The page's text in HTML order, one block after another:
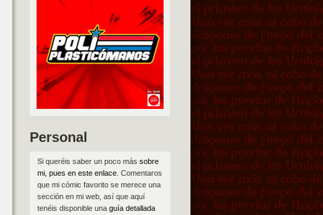
Personal
Si queréis saber un poco más sobre
mi, pues en este enlace. Comentaros
que mi cómic favorito se merece una
sección en mi web, así que aquí
tenéis disponible una guía detallada